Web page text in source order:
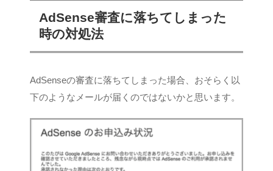
AdSense審査に落ちてしまった
時の対処法
AdSenseの審査に落ちてしまった場合、おそらく以
下のようなメールが届くのではないかと思います。